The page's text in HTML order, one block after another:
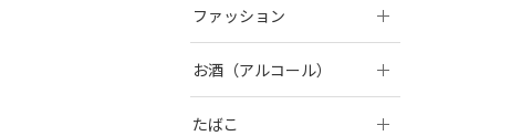
ファッション
お酒（アルコール）
たばこ